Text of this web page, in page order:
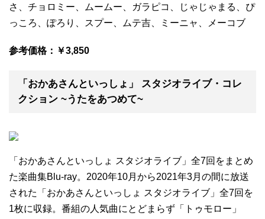
さ、チョロミー、ムームー、ガラピコ、じゃじゃまる、ぴ
っころ、ぽろり、スプー、ムテ吉、ミーニャ、メーコブ
参考価格：￥3,850
「おかあさんといっしょ」 スタジオライブ・コレ
クション ~うたをあつめて~
「おかあさんといっしょ スタジオライブ」全7回をまとめ
た楽曲集Blu-ray。2020年10月から2021年3月の間に放送
された「おかあさんといっしょ スタジオライブ」全7回を
1枚に収録。番組の人気曲にとどまらず「トゥモロー」